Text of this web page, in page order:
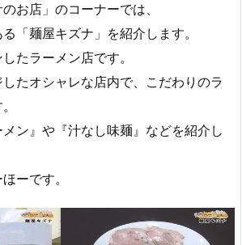
お店」のコーナーでは、
「麺屋キズナ」を紹介します。
たラーメン店です。
たオシャレな店内で、こだわりのラ
ン』や『汁なし味麺』などを紹介し
ーです。